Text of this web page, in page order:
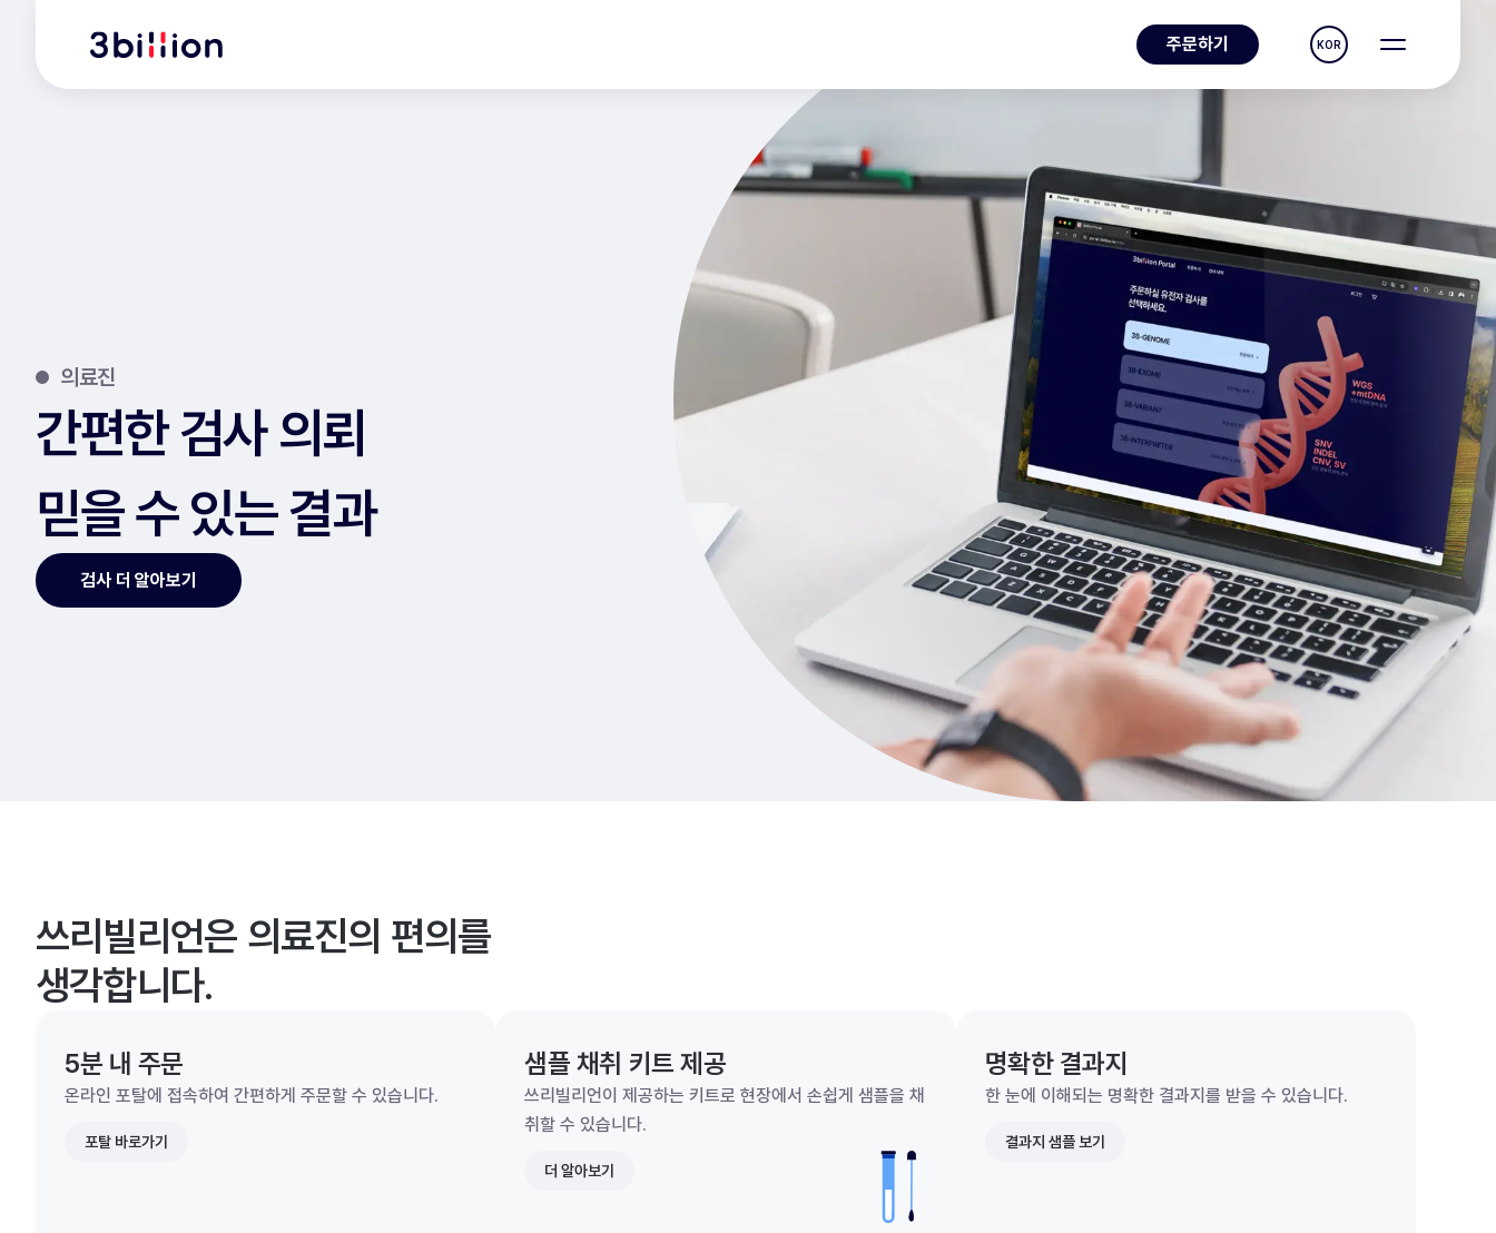
주문하기 KOR
의료진
간편한 검사 의뢰
믿을 수 있는 결과
검사 더 알아보기
쓰리빌리언은 의료진의 편의를
생각합니다.
5분 내 주문
온라인 포탈에 접속하여 간편하게 주문할 수 있습니다.
포탈 바로가기
샘플 채취 키트 제공
쓰리빌리언이 제공하는 키트로 현장에서 손쉽게 샘플을 채
취할 수 있습니다.
더 알아보기
명확한 결과지
한 눈에 이해되는 명확한 결과지를 받을 수 있습니다.
결과지 샘플 보기